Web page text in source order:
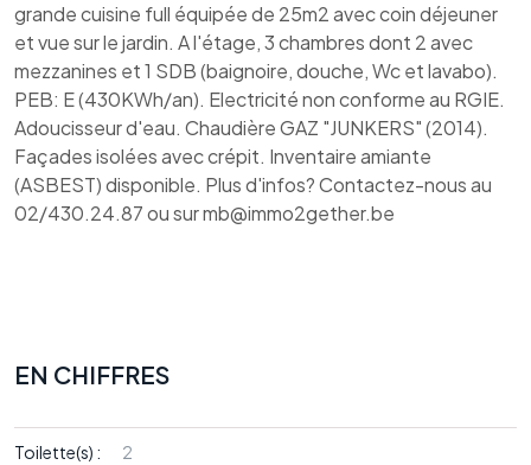
grande cuisine full équipée de 25m2 avec coin déjeuner
et vue sur le jardin. A l'étage, 3 chambres dont 2 avec
mezzanines et 1 SDB (baignoire, douche, Wc et lavabo).
PEB: E (430KWh/an). Electricité non conforme au RGIE.
Adoucisseur d'eau. Chaudière GAZ "JUNKERS" (2014).
Façades isolées avec crépit. Inventaire amiante
(ASBEST) disponible. Plus d'infos? Contactez-nous au
02/430.24.87 ou sur mb@immo2gether.be
EN CHIFFRES
Toilette(s) : 2